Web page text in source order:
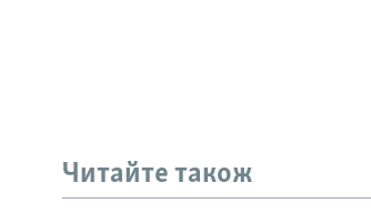
Читайте також